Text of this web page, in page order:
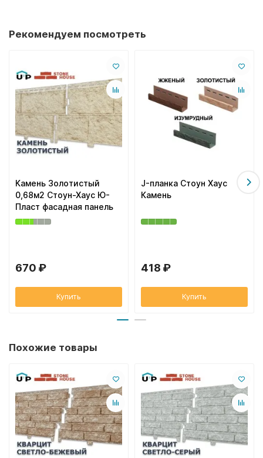
Рекомендуем посмотреть
Камень Золотистый
0,68м2 Стоун-Хаус Ю-
Пласт фасадная панель
670 ₽
Купить
J-планка Стоун Хаус
Камень
418 ₽
Купить
Похожие товары